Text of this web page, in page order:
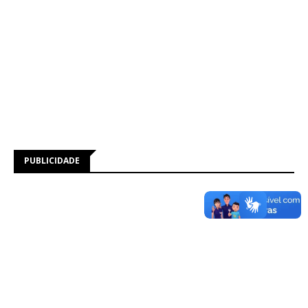
PUBLICIDADE